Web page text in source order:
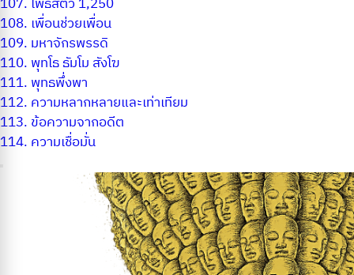
108. เพื่อนช่วยเพื่อน
109. มหาจักรพรรดิ
110. พุทโธ ธัมโม สังโฆ
111. พุทธพึ่งพา
112. ความหลากหลายและเท่าเทียม
113. ข้อความจากอดีต
114. ความเชื่อมั่น